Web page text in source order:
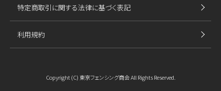
特定商取引に関する法律に基づく表記
利用規約
Copyright (C) 東京フェンシング商会 All Rights Reserved.